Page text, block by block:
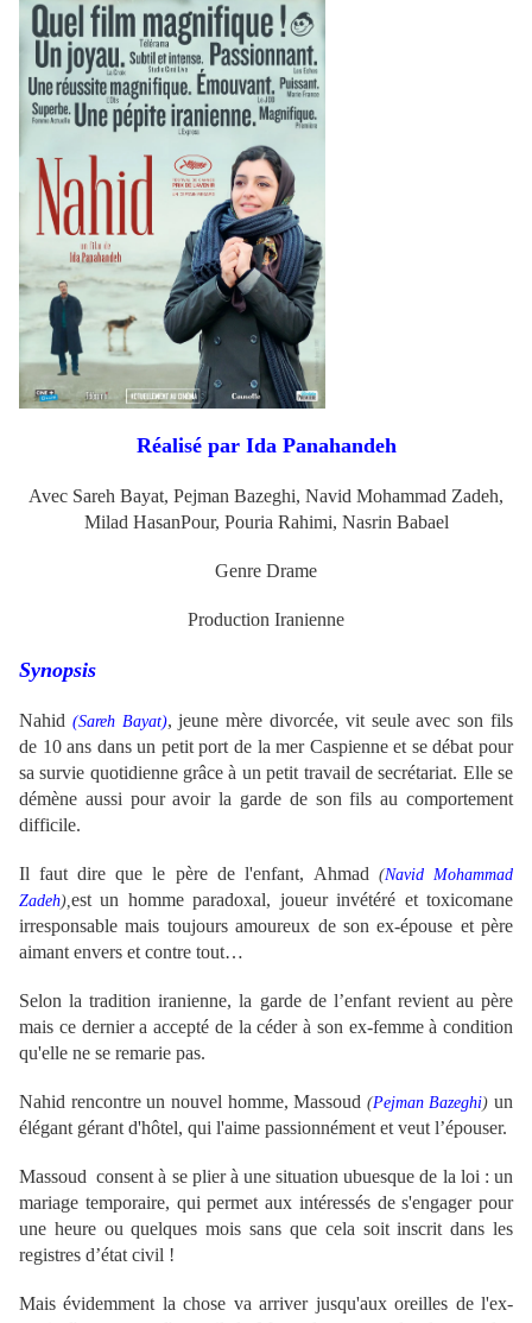
Réalisé par Ida Panahandeh
Avec Sareh Bayat, Pejman Bazeghi, Navid Mohammad Zadeh,
Milad HasanPour, Pouria Rahimi, Nasrin Babael
Genre Drame
Production Iranienne
Synopsis
Nahid (Sareh Bayat), jeunemère divorcée, vit seule avec son fils
de 10 ans dans un petit port de la mer Caspienne et se débat pour
sa survie quotidienne grâce à un petit travail de secrétariat. Elle se
démène aussi pour avoir la garde de son fils au comportement
difficile.
Il faut dire que le père de l'enfant, Ahmad (Navid Mohammad
Zadeh),est un homme paradoxal, joueur invétéré et toxicomane
irresponsable mais toujours amoureux de son ex-épouse et père
aimant envers et contre tout…
Selon la tradition iranienne, la garde de l’enfant revient au père
mais ce dernier a accepté de la céder à son ex-femme à condition
qu'elle ne se remarie pas.
Nahid rencontre un nouvel homme,Massoud (Pejman Bazeghi) un
élégant gérant d'hôtel, qui l'aime passionnément et veut l’épouser.
Massoud consent à se plier à une situation ubuesque de la loi : un
mariage temporaire, qui permet aux intéressés de s'engager pour
une heure ou quelques mois sans que cela soit inscrit dans les
registres d’état civil !
Mais évidemment la chose va arriver jusqu'aux oreilles de l'ex-